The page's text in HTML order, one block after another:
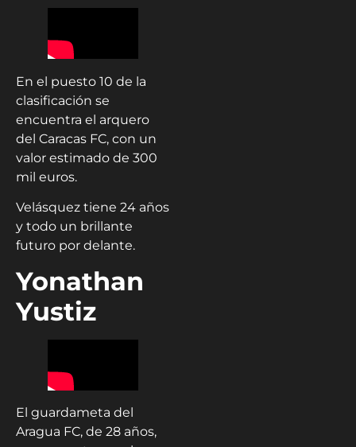
En el puesto 10 de la
clasificación se
encuentra el arquero
del Caracas FC, con un
valor estimado de 300
mil euros.
Velásquez tiene 24 años
y todo un brillante
futuro por delante.
Yonathan
Yustiz
El guardameta del
Aragua FC, de 28 años,